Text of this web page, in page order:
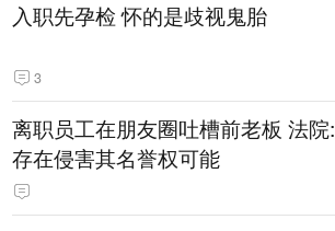
入职先孕检 怀的是歧视鬼胎
3
离职员工在朋友圈吐槽前老板 法院:
存在侵害其名誉权可能